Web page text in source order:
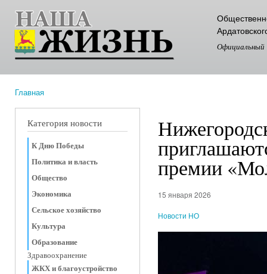
Официальный
Главная
Категория новости
К Дню Победы
Политика и власть
Общество
Экономика
Сельское хозяйство
Культура
Образование
Здравоохранение
ЖКХ и благоустройство
премии
15 января 2026
Новости НО